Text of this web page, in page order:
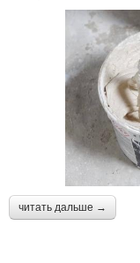
читать дальше →